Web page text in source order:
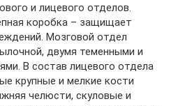
и лицевого отделов.
коробка – защищает
Мозговой отдел
двумя теменными и
В состав лицевого отдела
крупные и мелкие кости
челюсти, скуловые и